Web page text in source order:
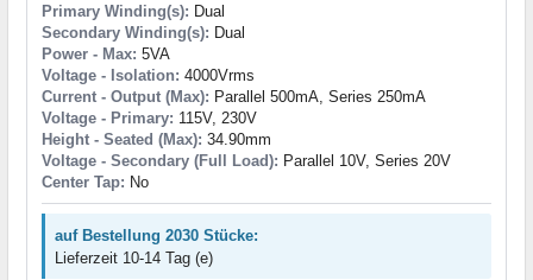
Primary Winding(s): Dual
Secondary Winding(s): Dual
Power - Max: 5VA
Voltage - Isolation: 4000Vrms
Current - Output (Max): Parallel 500mA, Series 250mA
Voltage - Primary: 115V, 230V
Height - Seated (Max): 34.90mm
Voltage - Secondary (Full Load): Parallel 10V, Series 20V
Center Tap: No
auf Bestellung 2030 Stücke:
Lieferzeit 10-14 Tag (e)